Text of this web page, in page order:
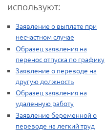
используют:
Заявление о выплате при
несчастном случае
Образец заявления на
перенос отпуска по графику
Заявление о переводе на
другую должность
Образец заявления на
удаленную работу
Заявление беременной о
переводе на легкий труд